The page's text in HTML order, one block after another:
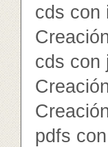
cds con
cds con
pdfs